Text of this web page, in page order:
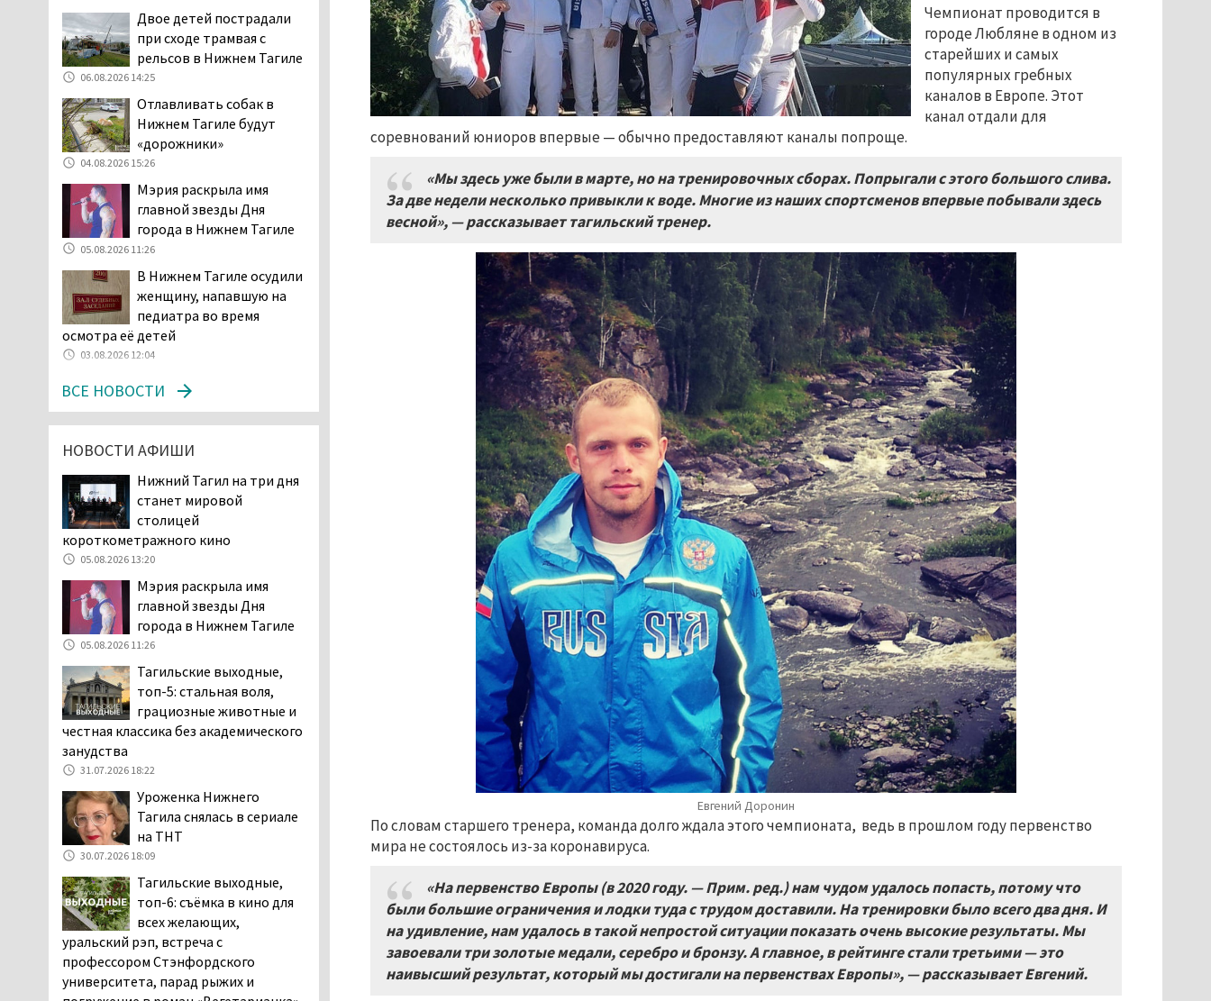
Чемпионат проводится в
городе Любляне в одном из
старейших и самых
популярных гребных
каналов в Европе. Этот
канал отдали для
соревнований юниоров впервые —обычно предоставляют каналы попроще.
«Мы здесь уже были в марте, но на тренировочных сборах. Попрыгали с этого большого слива.
За две недели несколько привыкли к воде. Многие из наших спортсменов впервые побывали здесь
весной», — рассказывает тагильский тренер.
Евгений Доронин
По словам старшего тренера, команда долго ждала этого чемпионата, ведь в прошлом году первенство
мира не состоялось из-за коронавируса.
«На первенство Европы (в 2020 году. — Прим. ред.)нам чудом удалось попасть, потому что
были большие ограничения и лодки туда с трудом доставили. На тренировки было всего два дня. И
на удивление, нам удалось в такой непростой ситуации показать очень высокие результаты. Мы
завоевали три золотые медали, серебро и бронзу. А главное, в рейтинге стали третьими — это
наивысший результат, который мы достигали на первенствах Европы», — рассказывает Евгений.
Уральского депутата
Госдумы Ильтякова,
назвавшего незамужних
женщин неполноценными людьми, а
неженатых мужчин — инвалидами,
проверит прокуратура (ВИДЕО)
05.08.2026 14:40
На водоёмах
Свердловской области с
начала купального сезона
погиб 21 человек
05.08.2026 14:05
Нижний Тагил на три дня
станет мировой
столицей
короткометражного кино
05.08.2026 13:20
Мэрия раскрыла имя
главной звезды Дня
города в Нижнем Тагиле
05.08.2026 11:26
разыскивают 45-летнего
Виталия Говорухина
05.08.2026 11:10
Во втором квартале
мошенники украли у
клиентов российских банков 7,4 млрд
рублей
Жителей центра Нижнего
Тагила напугала система
оповещения о
заложенной бомбе
04.08.2026 17:57
движение здесь очень
опасно: машин, которые
надо пропускать, почти не видно».
Тагильчане пожаловались на плохой
обзор из-за высокой травы у дороги
на перекрёстке улиц Серова и
Первомайской
04.08.2026 16:53
Отлавливать собак в
Нижнем Тагиле будут
Двое детей пострадали
при сходе трамвая с
рельсов в Нижнем Тагиле
06.08.2026 14:25
Отлавливать собак в
Нижнем Тагиле будут
«дорожники»
04.08.2026 15:26
Мэрия раскрыла имя
главной звезды Дня
города в Нижнем Тагиле
05.08.2026 11:26
В Нижнем Тагиле осудили
женщину, напавшую на
педиатра во время
осмотра её детей
03.08.2026 12:04
ВСЕ НОВОСТИ
НОВОСТИ АФИШИ
Нижний Тагил на три дня
станет мировой
столицей
короткометражного кино
05.08.2026 13:20
Мэрия раскрыла имя
главной звезды Дня
города в Нижнем Тагиле
05.08.2026 11:26
Тагильские выходные,
топ-5: стальная воля,
грациозные животные и
честная классика без академического
занудства
31.07.2026 18:22
Уроженка Нижнего
Тагила снялась в сериале
на ТНТ
30.07.2026 18:09
Тагильские выходные,
топ-6: съёмка в кино для
всех желающих,
уральский рэп, встреча с
профессором Стэнфордского
университета, парад рыжих и